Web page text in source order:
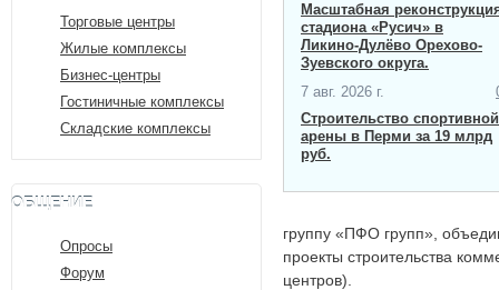
Торговые центры
Жилые комплексы
Бизнес-центры
Гостиничные комплексы
Складские комплексы
ОБЩЕНИЕ
Опросы
Форум
Масштабная
стадиона «Русич» в
Ликино-Дулёво Орехово-
Зуевского округа.
7 авг. 2026 г.
Строительство спортивной
арены в Перми за 19 млрд
руб.
группу «ПФО групп»,
проекты строительства
центров).